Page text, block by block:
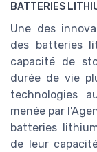
BATTERIES
Une des
des batteries
capacité de
durée de vie
technologies
menée par
batteries
de leur